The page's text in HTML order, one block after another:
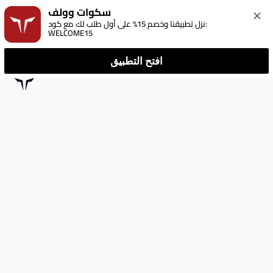
سكوات وولف
نزل تطبيقنا وخصم 15% على أول طلب لك مع كود:
WELCOME15
افتح التطبيق